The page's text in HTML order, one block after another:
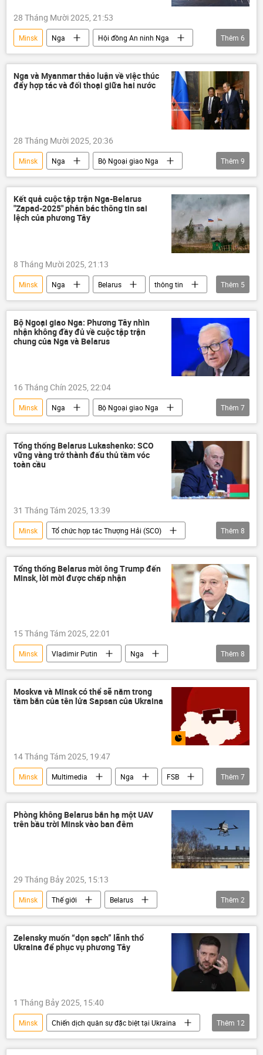
28 Tháng Mười 2025, 21:53
Minsk Nga
Hội đồng An ninh Nga
Thỏa thuận Minsk
NATO
thông tin
Thế giới
phương Tây
an ninh
Thêm 6
Nga và Myanmar thảo luận về việc thúc
đẩy hợp tác và đối thoại giữa hai nước
28 Tháng Mười 2025, 20:36
Minsk Nga
Bộ Ngoại giao Nga
Sergey Lavrov
Myanmar
thông tin
Thế giới
Chính trị
hợp tác
quan hệ
Kinh tế thương mại
Thêm 9
Kết quả cuộc tập trận Nga-Belarus
"Zapad-2025" phản bác thông tin sai
lệch của phương Tây
8 Tháng Mười 2025, 21:13
Minsk Nga Belarus
thông tin
cuộc tập trận
Thế giới
phương Tây
Moskva Châu Âu
Thêm 5
Bộ Ngoại giao Nga: Phương Tây nhìn
nhận không đầy đủ về cuộc tập trận
chung của Nga và Belarus
16 Tháng Chín 2025, 22:04
Minsk Nga
Bộ Ngoại giao Nga
Sergei Ryabkov
phương Tây
Belarus
cuộc tập trận
thông tin
Thế giới
Moskva
Thêm 7
Tổng thống Belarus Lukashenko: SCO
vững vàng trở thành đấu thủ tầm vóc
toàn cầu
31 Tháng Tám 2025, 13:39
Minsk
Tổ chức hợp tác Thượng Hải (SCO)
Belarus
Alexandr Lukashenko
Trung Quốc
thông tin
Thế giới
Chính trị
an ninh mạng an ninh
Thêm 8
Tổng thống Belarus mời ông Trump đến
Minsk, lời mời được chấp nhận
15 Tháng Tám 2025, 22:01
Minsk Vladimir Putin
Nga
Thế giới
Belarus
Alexandr Lukashenko
Donald Trump
Hoa Kỳ
Chính trị
Thêm 8
Moskva và Minsk có thể sẽ nằm trong
tầm bắn của tên lửa Sapsan của Ukraina
14 Tháng Tám 2025, 19:47
Minsk Multimedia Nga
FSB
Moskva
Ukraina
Cuộc khủng hoảng ở Ukraina
Thế giới
tên lửa
Infographics Chính trị
Thêm 7
Phòng không Belarus bắn hạ một UAV
trên bầu trời Minsk vào ban đêm
29 Tháng Bảy 2025, 15:13
Minsk Thế giới
Belarus
Quân sự
UAV
Alexandr Lukashenko
Thêm 2
Zelensky muốn “dọn sạch” lãnh thổ
Ukraina để phục vụ phương Tây
1 Tháng Bảy 2025, 15:40
Minsk
Chiến dịch quân sự đặc biệt tại Ukraina
Ukraina
phương Tây
Thêm 12